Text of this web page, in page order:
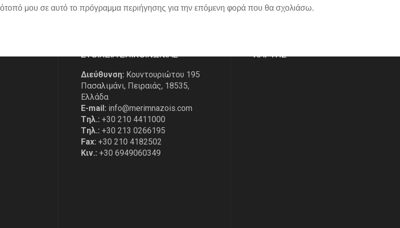
μου σε αυτό το πρόγραμμα περιήγησης για την επόμενη φορά που θα σχολιάσω.
ΣΤΟΙΧΕΙΑ ΕΠΙΚΟΙΝΩΝΙΑΣ
Διεύθυνση: Κουντουριώτου 195
Πασαλιμάνι, Πειραιάς, 18535,
Ελλάδα
E-mail: info@merimnazois.com
Tηλ.: +30 210 4411000
Tηλ.: +30 213 0266195
Fax: +30 210 4182502
Κιν.: +30 6949060349
ΧΑΡΤΗΣ